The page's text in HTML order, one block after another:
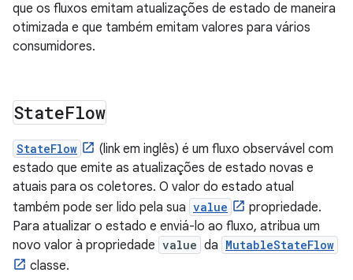
que os fluxos emitam atualizações de estado de maneira
otimizada e que também emitam valores para vários
consumidores.
StateFlow
StateFlow
(link em inglês) é um fluxo observável com
estado que emite as atualizações de estado novas e
atuais para os coletores. O valor do estado atual
também pode ser lido pela sua value
propriedade.
Para atualizar o estado e enviá-lo ao fluxo, atribua um
novo valor à propriedade value da MutableStateFlow
classe.